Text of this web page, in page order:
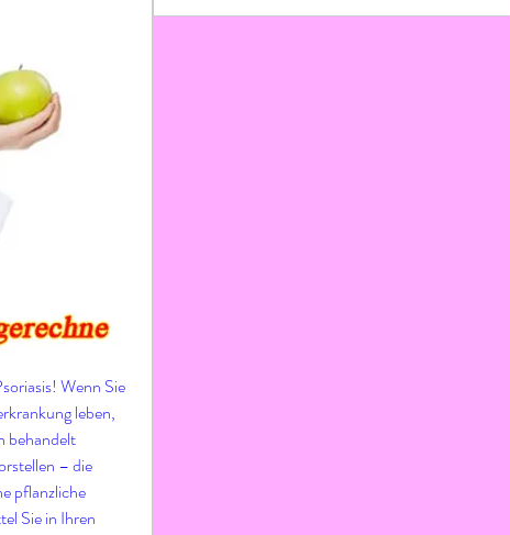
Wenn Sie
leben,
behandelt
– die
pflanzliche
Sie in Ihren